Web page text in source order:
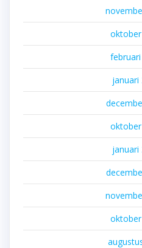
januari
januari